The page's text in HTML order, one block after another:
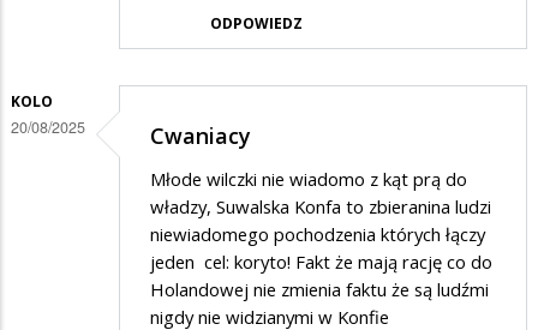
ODPOWIEDZ
KOLO
20/08/2025 Cwaniacy
Młode wilczki nie wiadomo z kąt prą do
władzy, Suwalska Konfa to zbieranina ludzi
niewiadomego pochodzenia których łączy
jeden cel: koryto! Fakt że mają rację co do
Holandowej nie zmienia faktu że są ludźmi
nigdy nie widzianymi w Konfie